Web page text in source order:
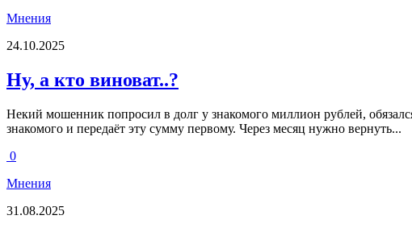
Мнения
24.10.2025
Ну, а кто виноват..?
Некий мошенник попросил в долг у знакомого миллион рублей,
знакомого и передаёт эту сумму первому. Через месяц нужно вернуть...
0
Мнения
31.08.2025